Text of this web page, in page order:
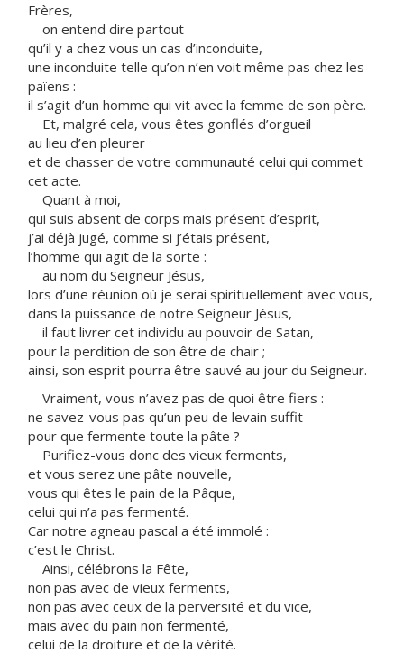
Frères,
on entend dire partout
qu’il y a chez vous un cas d’inconduite,
une inconduite telle qu’on n’en voit même pas chez les
païens :
il s’agit d’un homme qui vit avec la femme de son père.
Et, malgré cela, vous êtes gonflés d’orgueil
au lieu d’en pleurer
et de chasser de votre communauté celui qui commet
cet acte.
Quant à moi,
qui suis absent de corps mais présent d’esprit,
j’ai déjà jugé, comme si j’étais présent,
l’homme qui agit de la sorte :
au nom du Seigneur Jésus,
lors d’une réunion où je serai spirituellement avec vous,
dans la puissance de notre Seigneur Jésus,
il faut livrer cet individu au pouvoir de Satan,
pour la perdition de son être de chair ;
ainsi, son esprit pourra être sauvé au jour du Seigneur.
Vraiment, vous n’avez pas de quoi être fiers :
ne savez-vous pas qu’un peu de levain suffit
pour que fermente toute la pâte ?
Purifiez-vous donc des vieux ferments,
et vous serez une pâte nouvelle,
vous qui êtes le pain de la Pâque,
celui qui n’a pas fermenté.
Car notre agneau pascal a été immolé :
c’est le Christ.
Ainsi, célébrons la Fête,
non pas avec de vieux ferments,
non pas avec ceux de la perversité et du vice,
mais avec du pain non fermenté,
celui de la droiture et de la vérité.